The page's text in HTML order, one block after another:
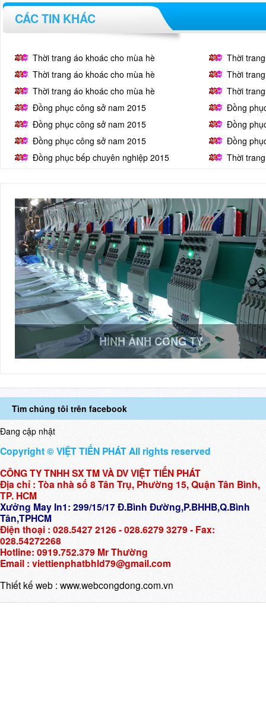
CÁC TIN KHÁC
Thời trang áo khoác cho mùa hè
Thời
Thời trang áo khoác cho mùa hè
Thời
Thời trang áo khoác cho mùa hè
Thời
Đồng phục công sở nam 2015
Đồng
Đồng phục công sở nam 2015
Đồng
Đồng phục công sở nam 2015
Đồng
Đồng phục bếp chuyên nghiệp 2015
Thời
HÌNH ẢNH CÔNG TY
Tìm chúng tôi trên facebook
Đang cập nhật
Copyright © VIỆT TIẾN PHÁT All rights reserved
CÔNG TY TNHH SX TM VÀ DV VIỆT TIẾN PHÁT
Địa chỉ : Tòa nhà số 8 Tân Trụ, Phường 15, Quận Tân Bình,
TP. HCM
Xưởng May In1: 299/15/17 Đ.Bình Đường,P.BHHB,Q.Bình
Tân,TPHCM
Điện thoại : 028.5427 2126 - 028.6279 3279 - Fax:
028.54272268
Hotline: 0919.752.379 Mr Thường
Email : viettienphatbhld79@gmail.com
Thiết kế web : www.webcongdong.com.vn